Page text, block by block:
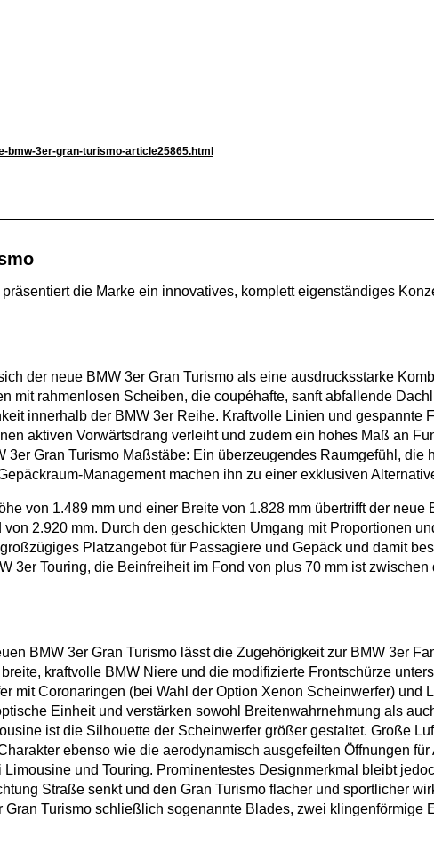
bmw-3er-gran-turismo-article25865.html
die Marke ein innovatives, komplett eigenständiges
der neue BMW 3er Gran Turismo als eine ausdrucksstarke
mit rahmenlosen Scheiben, die coupéhafte, sanft abfallende
innerhalb der BMW 3er Reihe. Kraftvolle Linien und gespannte
aktiven Vorwärtsdrang verleiht und zudem ein hohes Maß an
3er Gran Turismo Maßstäbe: Ein überzeugendes Raumgefühl, die
Management machen ihn zu einer exklusiven
von 1.489 mm und einer Breite von 1.828 mm übertrifft der
2.920 mm. Durch den geschickten Umgang mit Proportionen
Platzangebot für Passagiere und Gepäck und damit
3er Touring, die Beinfreiheit im Fond von plus 70 mm ist
BMW 3er Gran Turismo lässt die Zugehörigkeit zur BMW 3er
kraftvolle BMW Niere und die modifizierte Frontschürze
mit Coronaringen (bei Wahl der Option Xenon Scheinwerfer) und
Einheit und verstärken sowohl Breitenwahrnehmung als
ist die Silhouette der Scheinwerfer größer gestaltet. Große
ebenso wie die aerodynamisch ausgefeilten Öffnungen für
und Touring. Prominentestes Designmerkmal bleibt
Straße senkt und den Gran Turismo flacher und sportlicher
Gran Turismo schließlich sogenannte Blades, zwei klingenförmige